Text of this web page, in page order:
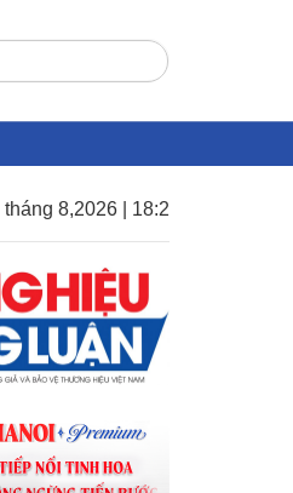
tháng 8,2026 | 18:2